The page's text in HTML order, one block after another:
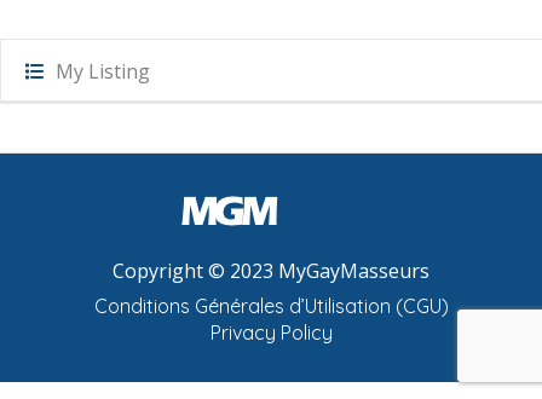
My Listing
Copyright © 2023 MyGayMasseurs
Conditions Générales d’Utilisation (CGU)
Privacy Policy